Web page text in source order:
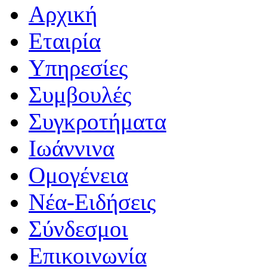
Αρχική
Εταιρία
Υπηρεσίες
Συμβουλές
Συγκροτήματα
Ιωάννινα
Ομογένεια
Νέα-Ειδήσεις
Σύνδεσμοι
Επικοινωνία